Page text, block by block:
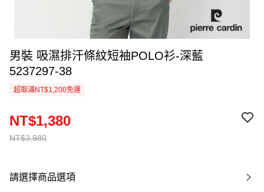
男裝 吸濕排汗條紋短袖POLO衫-深藍
5237297-38
超取滿NT$1,200免運
NT$3,980
NT$1,380
請選擇商品選項